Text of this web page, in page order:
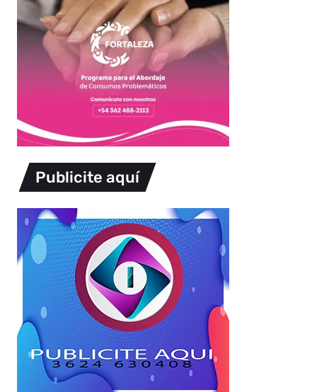
Publicite aquí